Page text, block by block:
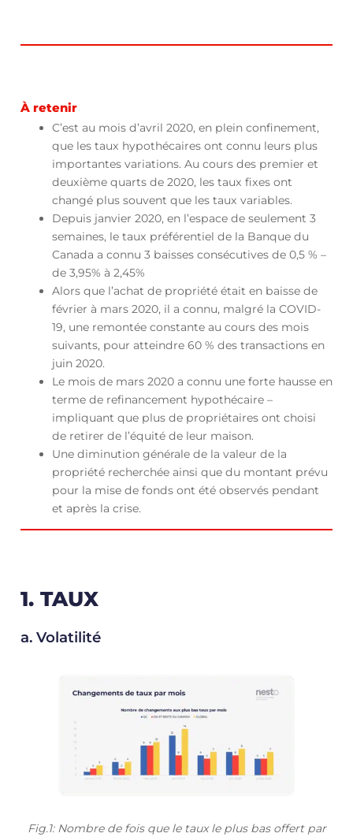
À retenir
C’est au mois d’avril 2020, en plein confinement,
que les taux hypothécaires ont connu leurs plus
importantes variations. Au cours des premier et
deuxième quarts de 2020, les taux fixes ont
changé plus souvent que les taux variables.
Depuis janvier 2020, en l’espace de seulement 3
semaines, le taux préférentiel de la Banque du
Canada a connu 3 baisses consécutives de 0,5 % –
de 3,95% à 2,45%
Alors que l’achat de propriété était en baisse de
février à mars 2020, il a connu, malgré la COVID-
19, une remontée constante au cours des mois
suivants, pour atteindre 60 % des transactions en
juin 2020.
Le mois de mars 2020 a connu une forte hausse en
terme de refinancement hypothécaire –
impliquant que plus de propriétaires ont choisi
de retirer de l’équité de leur maison.
Une diminution générale de la valeur de la
propriété recherchée ainsi que du montant prévu
pour la mise de fonds ont été observés pendant
et après la crise.
1. TAUX
a. Volatilité
Fig.1: Nombre de fois que le taux le plus bas offert par